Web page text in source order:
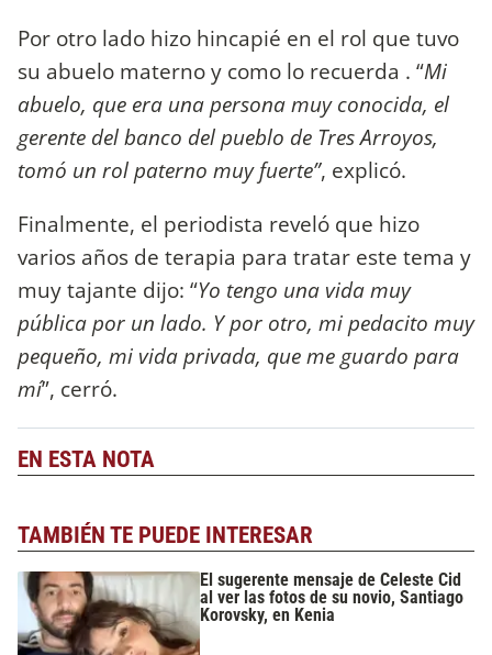
Por otro lado hizo hincapié en el rol que tuvo
su abuelo materno y como lo recuerda . “Mi
abuelo, que era una persona muy conocida, el
gerente del banco del pueblo de Tres Arroyos,
tomó un rol paterno muy fuerte”, explicó.
Finalmente, el periodista reveló que hizo
varios años de terapia para tratar este tema y
muy tajante dijo: “Yo tengo una vida muy
pública por un lado. Y por otro, mi pedacito muy
pequeño, mi vida privada, que me guardo para
mí”, cerró.
EN ESTA NOTA
TAMBIÉN TE PUEDE INTERESAR
El sugerente mensaje de Celeste Cid
al ver las fotos de su novio, Santiago
Korovsky, en Kenia